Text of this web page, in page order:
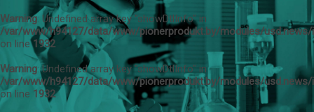
Warning: Undefined array key "showDtlInfo" in
/var/www/h94127/data/www/pionerprodukt.by/modules/usd.news/
on line1932
Warning: Undefined array key "showDtlInfo" in
/var/www/h94127/data/www/pionerprodukt.by/modules/usd.news/
on line 1932